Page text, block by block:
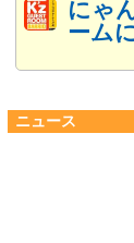
にゃ
ーム
ニュース